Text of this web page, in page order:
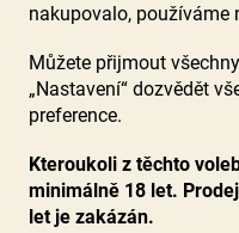
nakupovalo, používáme
Můžete přijmout
„Nastavení“ dozvědět
preference.
Kteroukoli z těchto
minimálně 18 let.
let je zakázán.
ZÁKAZ PRODEJE
mírou i když pijete s Mírou.